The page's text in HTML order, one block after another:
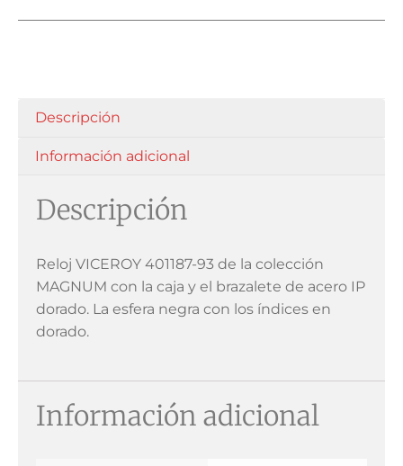
Descripción
Información adicional
Descripción
Reloj VICEROY 401187-93 de la colección
MAGNUM con la caja y el brazalete de acero IP
dorado. La esfera negra con los índices en
dorado.
Información adicional